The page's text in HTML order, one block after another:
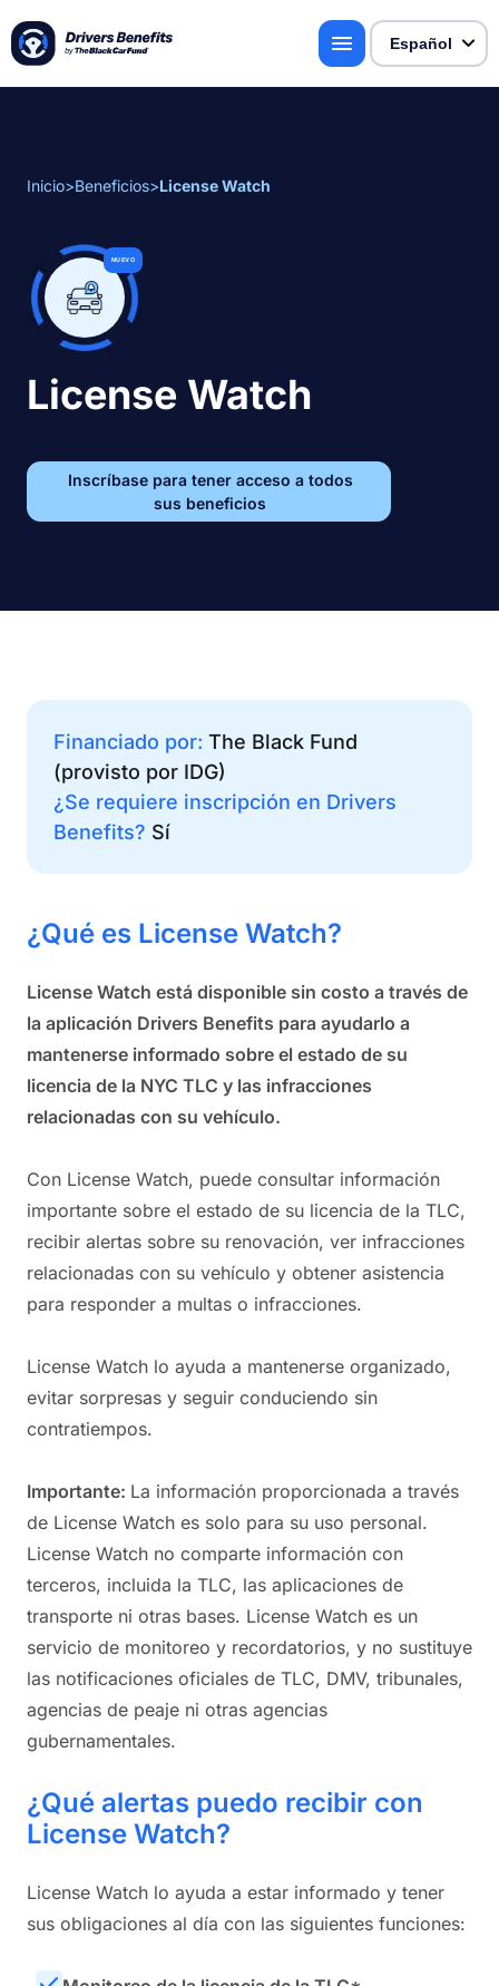
Inicio>Beneficios>License Watch
NUEVO
License Watch
Inscríbase para tener acceso a todos
sus beneficios
Financiado por: The Black Fund
(provisto por IDG)
¿Se requiere inscripción en Drivers
Benefits? Sí
¿Qué es License Watch?
License Watch está disponible sin costo a través de
la aplicación Drivers Benefits para ayudarlo a
mantenerse informado sobre el estado de su
licencia de la NYC TLC y las infracciones
relacionadas con su vehículo.
Con License Watch, puede consultar información
importante sobre el estado de su licencia de la TLC,
recibir alertas sobre su renovación, ver infracciones
relacionadas con su vehículo y obtener asistencia
para responder a multas o infracciones.
License Watch lo ayuda a mantenerse organizado,
evitar sorpresas y seguir conduciendo sin
contratiempos.
Importante: La información proporcionada a través
de License Watch es solo para su uso personal.
License Watch no comparte información con
terceros, incluida la TLC, las aplicaciones de
transporte ni otras bases. License Watch es un
servicio de monitoreo y recordatorios, y no sustituye
las notificaciones oficiales de TLC, DMV, tribunales,
agencias de peaje ni otras agencias
gubernamentales.
¿Qué alertas puedo recibir con
License Watch?
License Watch lo ayuda a estar informado y tener
sus obligaciones al día con las siguientes funciones: